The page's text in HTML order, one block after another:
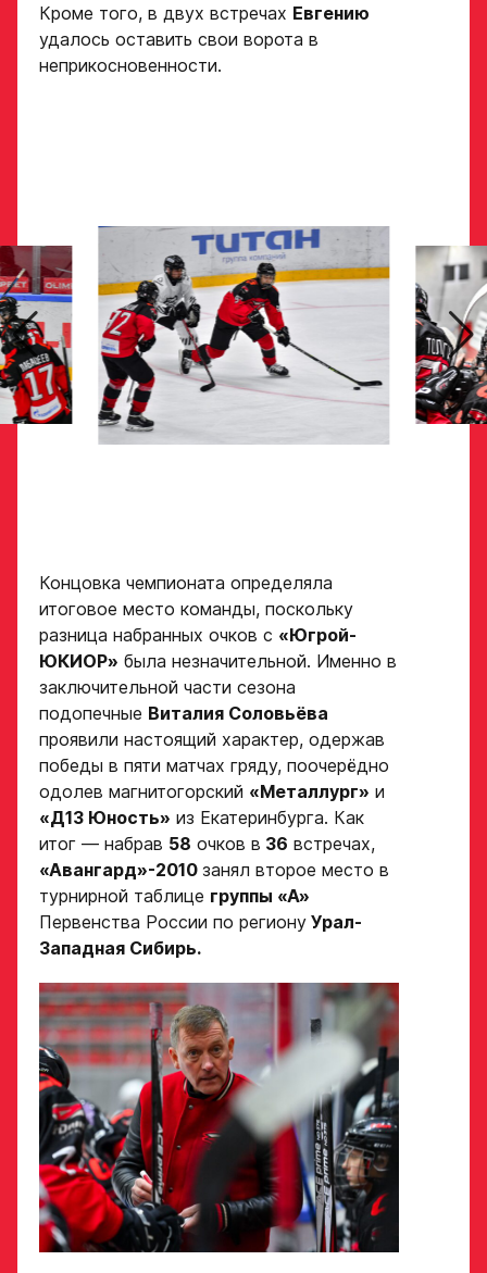
Кроме того, в двух встречах Евгению
удалось оставить свои ворота в
неприкосновенности.
Концовка чемпионата определяла
итоговое место команды, поскольку
разница набранных очков с «Югрой-
ЮКИОР» была незначительной. Именно в
заключительной части сезона
подопечные Виталия Соловьёва
проявили настоящий характер, одержав
победы в пяти матчах гряду, поочерёдно
одолев магнитогорский «Металлург» и
«Д13 Юность» из Екатеринбурга. Как
итог — набрав 58 очков в 36 встречах,
«Авангард»-2010 занял второе место в
турнирной таблице группы «А»
Первенства России по региону Урал-
Западная Сибирь.
Опыт игры в хоккей
ФИО законного
представителя
Номер телефона
законного
представителя
обработки
персональных
данных
Ассоциации
Отправленная заявка
попадает в базу
скаутского отдела
Академии «Авангард»
В случае положительного
ответа с законным
представителем игрока
свяжутся по указанному
в заявке номеру!
Отправить
выступления в Первенстве
в настоящее время
Хват клюшки
Нарезки игровых смен
в двух крайних играх
Игровой номер
ФИО законного
представителя
Номер телефона
законного
представителя
вы принимаете
условия
обработки
персональных
данных
Ассоциации
ХК Авангард
Отправленная заявка
попадает в базу
скаутского отдела
Академии «Авангард»
СПАСИБО ЗА ЗАЯВКУ!
Если данные ученика соответствуют
требованиям для обучения в Академии, мы
свяжемся с вами в течение 5 рабочих дней.
Ok